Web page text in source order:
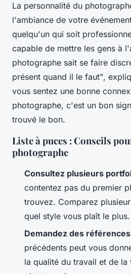
La personnalité du
l'ambiance de votre
quelqu'un qui soit
capable de mettre les gens à
photographe sait se faire
présent quand il le faut",
vous sentez une bonne
photographe, c'est un bon
trouvé le bon.
Liste à puces : Conseils
photographe
Consultez plusieurs
contentez pas du premier
trouvez. Comparez
quel style vous plaît le plus.
Demandez des références
précédents peut vous
la qualité du travail et de la